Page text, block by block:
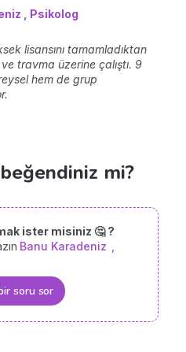
, Psikolog
lisansını tamamladıktan
travma üzerine çalıştı. 9
hem de grup
mi?
ister misiniz 🤔 ?
Banu Karadeniz
soru sor